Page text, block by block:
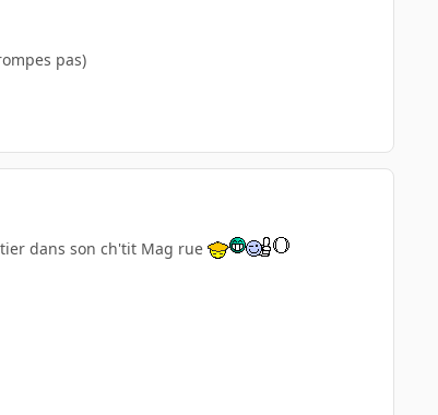
pas)
dans son ch'tit Mag rue